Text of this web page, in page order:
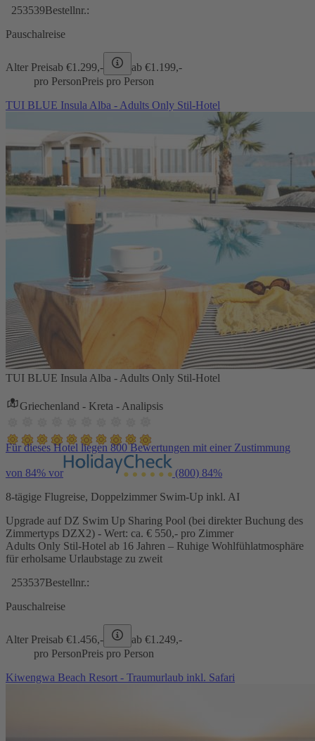
253539Bestellnr.:
Pauschalreise
Alter Preisab €1.299,- ab €1.199,-
pro PersonPreis pro Person
TUI BLUE Insula Alba - Adults Only Stil-Hotel
TUI BLUE Insula Alba - Adults Only Stil-Hotel
Griechenland - Kreta - Analipsis
Für dieses Hotel liegen 800 Bewertungen mit einer Zustimmung
von 84% vor (800) 84%
8-tägige Flugreise, Doppelzimmer Swim-Up inkl. AI
Upgrade auf DZ Swim Up Sharing Pool (bei direkter Buchung des
Zimmertyps DZX2) - Wert: ca. € 550,- pro Zimmer
Adults Only Stil-Hotel ab 16 Jahren – Ruhige Wohlfühlatmosphäre
für erholsame Urlaubstage zu zweit
253537Bestellnr.:
Pauschalreise
Alter Preisab €1.456,- ab €1.249,-
pro PersonPreis pro Person
Kiwengwa Beach Resort - Traumurlaub inkl. Safari